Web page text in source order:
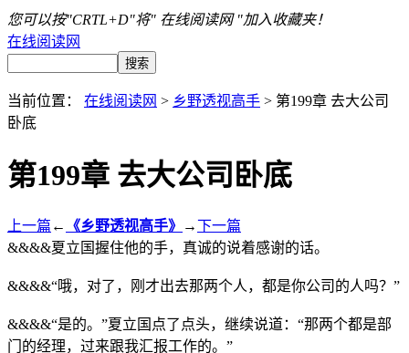
您可以按"CRTL+D"将" 在线阅读网 "加入收藏夹！
在线阅读网
当前位置： 在线阅读网 > 乡野透视高手 > 第199章 去大公司
卧底
第199章 去大公司卧底
上一篇 ← 《乡野透视高手》 →下一篇
&&&&夏立国握住他的手，真诚的说着感谢的话。
&&&&“哦，对了，刚才出去那两个人，都是你公司的人吗？”
&&&&“是的。”夏立国点了点头，继续说道：“那两个都是部
门的经理，过来跟我汇报工作的。”